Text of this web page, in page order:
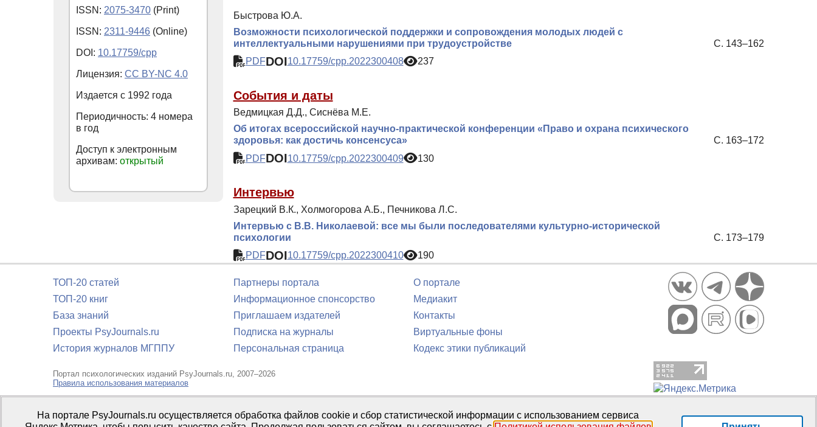
Быстрова Ю.А.
Возможности психологической поддержки и сопровождения молодых людей с
интеллектуальными нарушениями при трудоустройстве
С. 143–162
PDFDOI10.17759/cpp.2022300408 237
События и даты
Ведмицкая Д.Д., Сиснёва М.Е.
Об итогах всероссийской научно-практической конференции «Право и охрана психического
здоровья: как достичь консенсуса»
С. 163–172
PDFDOI10.17759/cpp.2022300409 130
Интервью
Зарецкий В.К., Холмогорова А.Б., Печникова Л.С.
Интервью с В.В. Николаевой: все мы были последователями культурно-исторической
психологии
С. 173–179
PDFDOI10.17759/cpp.2022300410 190
ISSN: 2075-3470 (Print)
ISSN: 2311-9446 (Online)
DOI: 10.17759/cpp
Лицензия: CC BY-NC 4.0
Издается с 1992 года
Периодичность: 4 номера
в год
Доступ к электронным
архивам: открытый
ТОП-20 статей
ТОП-20 книг
База знаний
Проекты PsyJournals.ru
История журналов МГППУ
Партнеры портала
Информационное спонсорство
Приглашаем издателей
Подписка на журналы
Персональная страница
О портале
Медиакит
Контакты
Виртуальные фоны
Кодекс этики публикаций
Портал психологических изданий PsyJournals.ru, 2007–2026
Правила использования материалов
Свидетельство регистрации СМИЭл № ФС77-66447 от 14 июля 2016 г.
Издатель:ФГБОУ ВО МГППУ
На портале PsyJournals.ru осуществляется обработка файлов cookie и сбор статистической информации с использованием сервиса